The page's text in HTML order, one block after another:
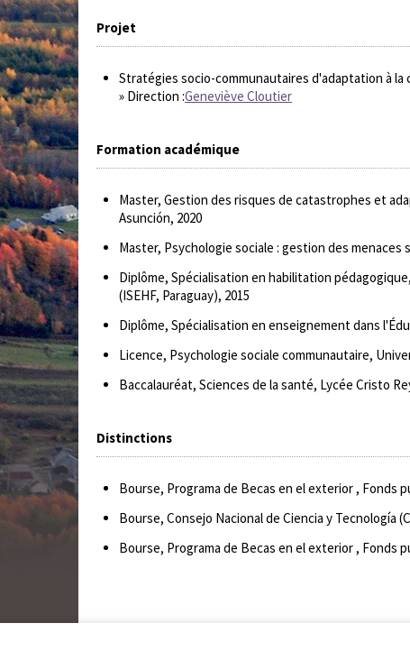
Projet
Stratégies socio-communautaires d'adaptation à la
» Direction :Geneviève Cloutier
Formation académique
Master, Gestion des risques de catastrophes et
Asunción, 2020
Master, Psychologie sociale : gestion des
Diplôme, Spécialisation en habilitation
(ISEHF, Paraguay), 2015
Diplôme, Spécialisation en enseignement dans
Licence, Psychologie sociale communautaire,
Baccalauréat, Sciences de la santé, Lycée Cristo
Distinctions
Bourse, Programa de Becas en el exterior , Fonds
Bourse, Consejo Nacional de Ciencia y Tecnología
Bourse, Programa de Becas en el exterior , Fonds